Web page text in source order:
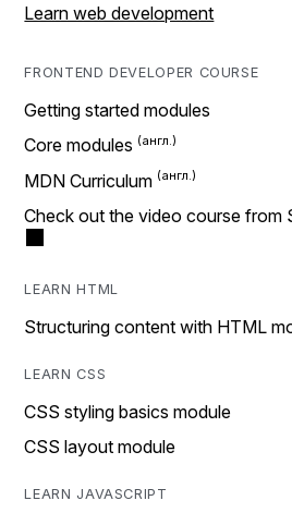
Learn web development
FRONTEND DEVELOPER COURSE
Getting started modules
Core modules
MDN Curriculum
Check out the video course from
LEARN HTML
Structuring content with HTML
LEARN CSS
CSS styling basics module
CSS layout module
LEARN JAVASCRIPT